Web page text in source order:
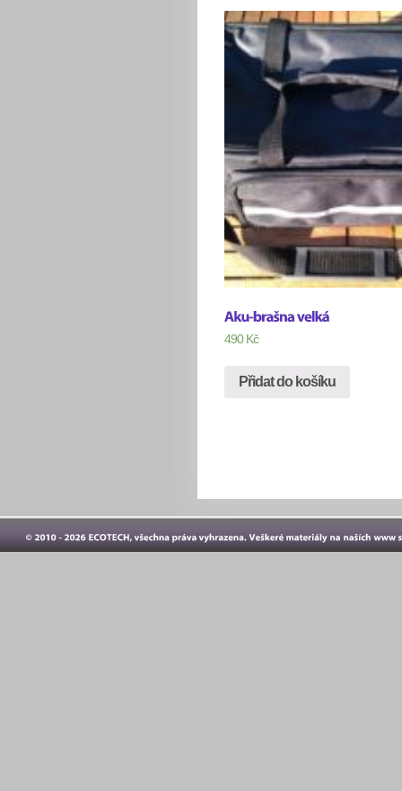
490 Kč
Přidat do košíku